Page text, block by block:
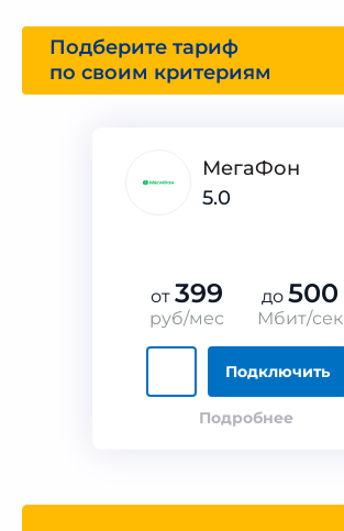
Подберите тариф
по своим критериям
МегаФон
5.0
от 399
руб/мес
до 500
Мбит/сек
Подключить
Подробнее